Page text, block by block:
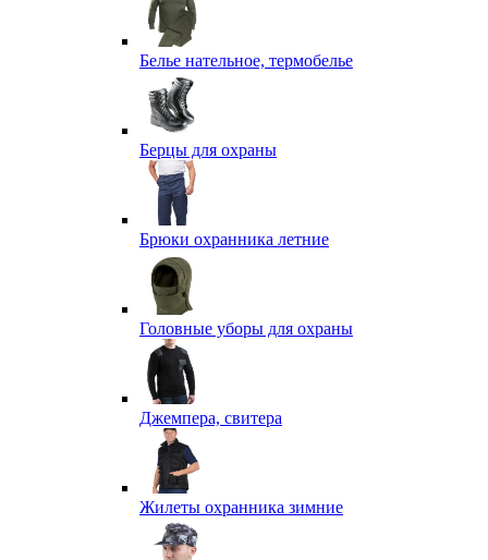
Белье нательное, термобелье
Берцы для охраны
Брюки охранника летние
Головные уборы для охраны
Джемпера, свитера
Жилеты охранника зимние